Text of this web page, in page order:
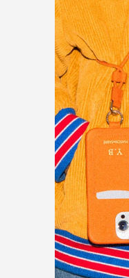
VIP専用の
ジを
+81
問い合わせる
荷通知メールを受け取る